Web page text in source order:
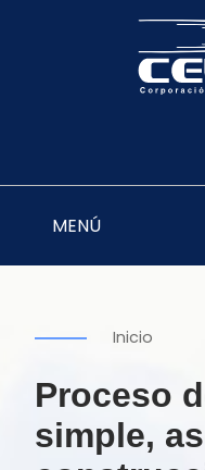
MENÚ
Inicio
Proceso
simple,